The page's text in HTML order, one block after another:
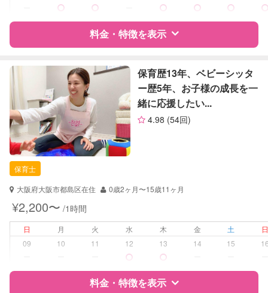
料金・特徴を表示
特徴 料金 レビュー
サポートの特徴
資格
企業型割引対象(旧内閣府補助対象)
自治体届出済ベビーシッター
保育士
夜間対応
お泊まり保育
保育歴13年、ベビーシッタ
ー歴5年、お子様の成長を一
緒に応援したい...
4.98 (54回)
保育士
大阪府大阪市都島区在住
0歳2ヶ月〜15歳11ヶ月
¥2,200〜 /1時間
日 月 火 水 木 金 土
09
10 11 12 13 14 15
料金・特徴を表示